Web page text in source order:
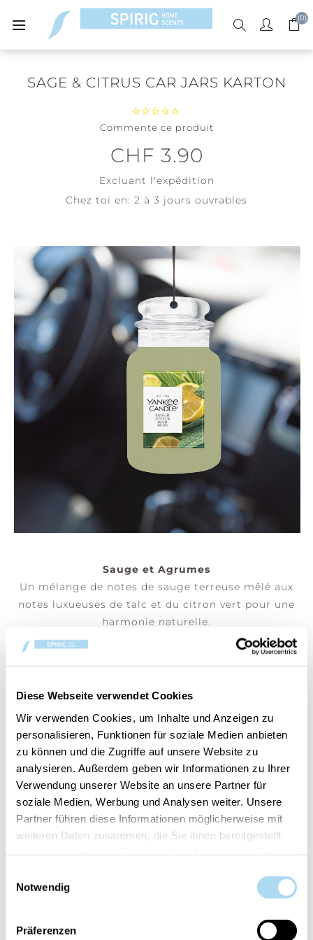
Diese Webseite verwendet Cookies
Wir verwenden Cookies, um Inhalte und Anzeigen zu
personalisieren, Funktionen für soziale Medien anbieten
zu können und die Zugriffe auf unsere Website zu
analysieren. Außerdem geben wir Informationen zu Ihrer
Verwendung unserer Website an unsere Partner für
soziale Medien, Werbung und Analysen weiter. Unsere
Partner führen diese Informationen möglicherweise mit
weiteren Daten zusammen, die Sie ihnen bereitgestellt
Notwendig
Präferenzen
(0)
SAGE & CITRUS CAR JARS KARTON
Commente ce produit
CHF 3.90
Excluant l'expédition
Chez toi en: 2 à 3 jours ouvrables
Sauge et Agrumes
Un mélange de notes de sauge terreuse mêlé aux
notes luxueuses de talc et du citron vert pour une
harmonie naturelle.
Parfum pour la voiture ou pour les petites pièces.
AJOUTER AU PANIER
Numéro d'article: 10.00358.0037-1
Votre article est: en stock